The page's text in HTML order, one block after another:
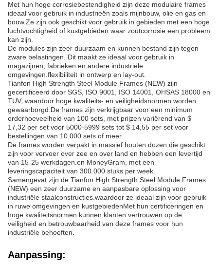
Met hun hoge corrosiebestendigheid zijn deze modulaire frames
ideaal voor gebruik in industrieën zoals mijnbouw, olie en gas en
bouw.Ze zijn ook geschikt voor gebruik in gebieden met een hoge
luchtvochtigheid of kustgebieden waar zoutcorrosie een probleem
kan zijn.
De modules zijn zeer duurzaam en kunnen bestand zijn tegen
zware belastingen. Dit maakt ze ideaal voor gebruik in
magazijnen, fabrieken en andere industriële
omgevingen.flexibiliteit in ontwerp en lay-out.
Tianfon High Strength Steel Module Frames (NEW) zijn
gecertificeerd door SGS, ISO 9001, ISO 14001, OHSAS 18000 en
TUV, waardoor hoge kwaliteits- en veiligheidsnormen worden
gewaarborgd.De frames zijn verkrijgbaar voor een minimum
orderhoeveelheid van 100 sets, met prijzen variërend van $
17,32 per set voor 5000-5999 sets tot $ 14,55 per set voor
bestellingen van 10.000 sets of meer.
De frames worden verpakt in massief houten dozen die geschikt
zijn voor vervoer over zee en over land en hebben een levertijd
van 15-25 werkdagen.en MoneyGram, met een
leveringscapaciteit van 300.000 stuks per week.
Samengevat zijn de Tianfon High Strength Steel Module Frames
(NEW) een zeer duurzame en aanpasbare oplossing voor
industriële staalconstructies.waardoor ze ideaal zijn voor gebruik
in ruwe omgevingen en kustgebiedenMet hun certificeringen en
hoge kwaliteitsnormen kunnen klanten vertrouwen op de
veiligheid en betrouwbaarheid van deze frames voor hun
industriële behoeften.
Aanpassing: